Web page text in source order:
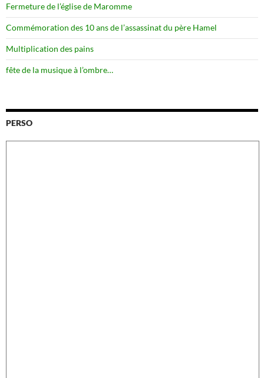
Fermeture de l’église de Maromme
Commémoration des 10 ans de l’assassinat du père Hamel
Multiplication des pains
fête de la musique à l’ombre…
PERSO